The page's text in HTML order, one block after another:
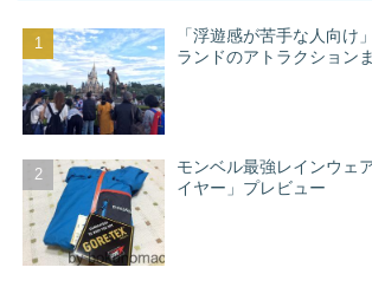
「浮遊感が苦手な人向け
ランドのアトラクション
モンベル最強レインウェ
イヤー」プレビュー